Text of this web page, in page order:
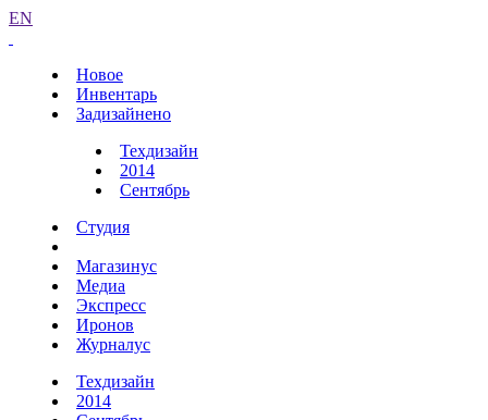
EN
Новое
Инвентарь
Задизайнено
Техдизайн
2014
Сентябрь
Студия
Магазинус
Медиа
Экспресс
Иронов
Журналус
Техдизайн
2014